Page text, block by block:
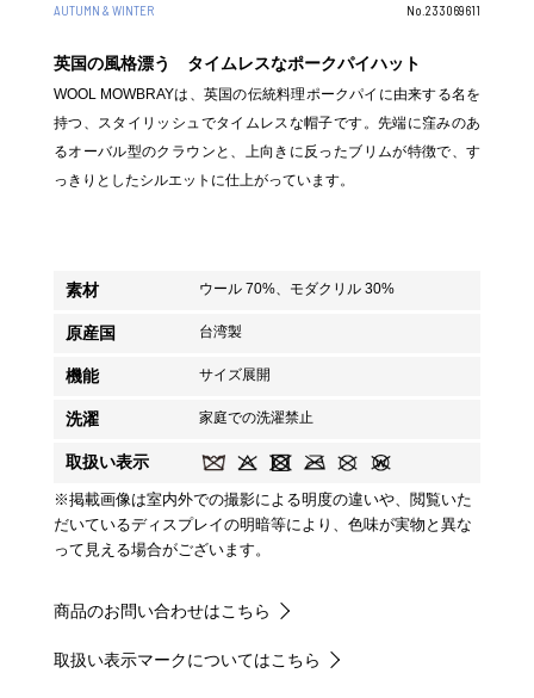
AUTUMN & WINTER No.233069611
英国の風格漂う タイムレスなポークパイハット
WOOL MOWBRAYは、英国の伝統料理ポークパイに由来する名を
持つ、スタイリッシュでタイムレスな帽子です。先端に窪みのあ
るオーバル型のクラウンと、上向きに反ったブリムが特徴で、す
っきりとしたシルエットに仕上がっています。
素材 ウール 70%、モダクリル 30%
原産国 台湾製
機能 サイズ展開
洗濯 家庭での洗濯禁止
取扱い表示
※掲載画像は室内外での撮影による明度の違いや、閲覧いた
だいているディスプレイの明暗等により、色味が実物と異な
って見える場合がございます。
商品のお問い合わせはこちら
取扱い表示マークについてはこちら